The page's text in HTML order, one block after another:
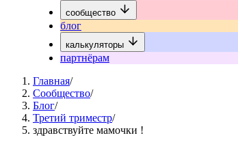
сообщество
блог
калькуляторы
партнёрам
Главная/
Сообщество/
Блог/
Третий триместр/
здравствуйте мамочки !